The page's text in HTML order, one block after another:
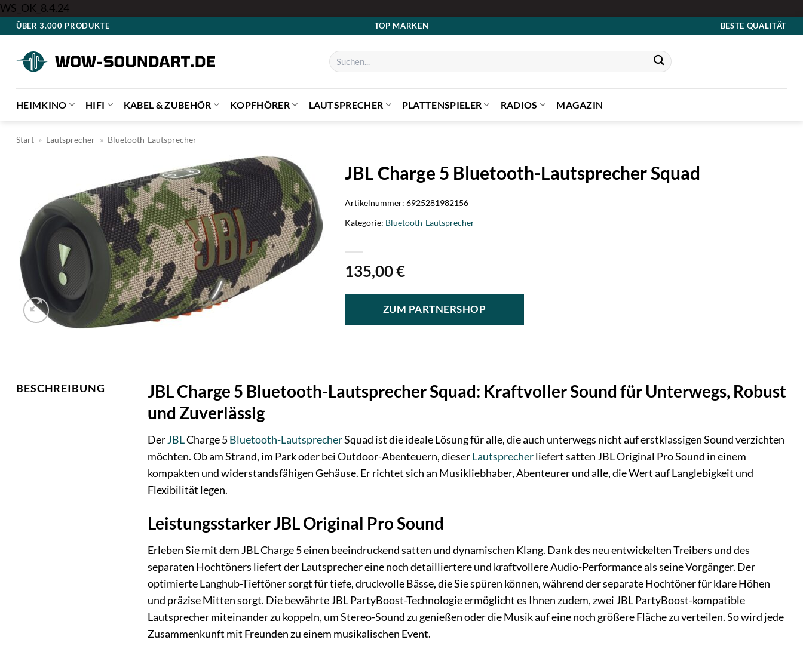
WS_OK_8.4.24Zum
Inhalt
ÜBER 3.000 PRODUKTE TOP MARKEN BESTE QUALITÄT
Suchen
nach:
HEIMKINO HIFI KABEL & ZUBEHÖR KOPFHÖRER LAUTSPRECHER PLATTENSPIELER RADIOS MAGAZIN
Start » Lautsprecher » Bluetooth-Lautsprecher
JBL Charge 5 Bluetooth-Lautsprecher Squad
135,00€
ZUM PARTNERSHOP
Artikelnummer: 6925281982156
Kategorie: Bluetooth-Lautsprecher
BESCHREIBUNG
JBL Charge 5 Bluetooth-Lautsprecher Squad: Kraftvoller Sound für Unterwegs, Robust
und Zuverlässig
DerJBLCharge 5Bluetooth-LautsprecherSquad ist die ideale Lösung für alle, die auch unterwegs nicht auf erstklassigen Sound verzichten
möchten. Ob am Strand, im Park oder bei Outdoor-Abenteuern, dieserLautsprecherliefert satten JBL Original Pro Sound in einem
kompakten und widerstandsfähigen Gehäuse. Er richtet sich an Musikliebhaber, Abenteurer und alle, die Wert auf Langlebigkeit und
Flexibilität legen.
Leistungsstarker JBL Original Pro Sound
Erleben Sie mit dem JBL Charge 5 einen beeindruckend satten und dynamischen Klang. Dank des neu entwickelten Treibers und des
separaten Hochtöners liefert der Lautsprecher eine noch detailliertere und kraftvollere Audio-Performance als seine Vorgänger. Der
optimierte Langhub-Tieftöner sorgt für tiefe, druckvolle Bässe, die Sie spüren können, während der separate Hochtöner für klare Höhen
und präzise Mitten sorgt. Die bewährte JBL PartyBoost-Technologie ermöglicht es Ihnen zudem, zwei JBL PartyBoost-kompatible
Lautsprecher miteinander zu koppeln, um Stereo-Sound zu genießen oder die Musik auf eine noch größere Fläche zu verteilen. So wird jede
Zusammenkunft mit Freunden zu einem musikalischen Event.